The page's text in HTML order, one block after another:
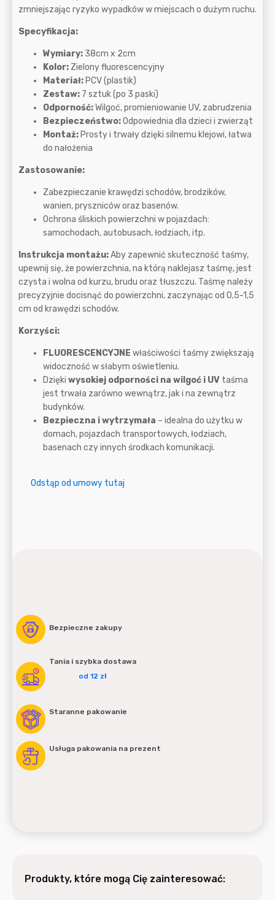
zmniejszając ryzyko wypadków w miejscach o dużym ruchu.
Specyfikacja:
Wymiary: 38cm x 2cm
Kolor: Zielony fluorescencyjny
Materiał: PCV (plastik)
Zestaw: 7 sztuk (po 3 paski)
Odporność:Wilgoć, promieniowanie UV, zabrudzenia
Bezpieczeństwo:Odpowiednia dla dzieci i zwierząt
Montaż: Prosty i trwały dzięki silnemu klejowi, łatwa
do nałożenia
Zastosowanie:
Zabezpieczanie krawędzi schodów, brodzików,
wanien, pryszniców oraz basenów.
Ochrona śliskich powierzchni w pojazdach:
samochodach, autobusach, łodziach, itp.
Instrukcja montażu:Aby zapewnić skuteczność taśmy,
upewnij się, że powierzchnia, na którą naklejasz taśmę, jest
czysta i wolna od kurzu, brudu oraz tłuszczu. Taśmę należy
precyzyjnie docisnąć do powierzchni, zaczynając od 0,5-1,5
cm od krawędzi schodów.
Korzyści:
FLUORESCENCYJNE właściwości taśmy zwiększają
widoczność w słabym oświetleniu.
Dzięki wysokiej odporności na wilgoć i UV taśma
jest trwała zarówno wewnątrz, jak i na zewnątrz
budynków.
Bezpieczna i wytrzymała – idealna do użytku w
domach, pojazdach transportowych, łodziach,
basenach czy innych środkach komunikacji.
Odstąp od umowy tutaj
Bezpieczne zakupy
Tania i szybka dostawa
od 12 zł
Staranne pakowanie
Usługa pakowania na prezent
Produkty, które mogą Cię zainteresować: